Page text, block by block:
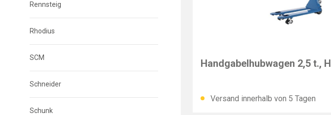
Rennsteig
Rhodius
SCM
Schneider
Schunk
Handgabelhubwagen 2,5 t.,
Versand innerhalb von 5 Tagen